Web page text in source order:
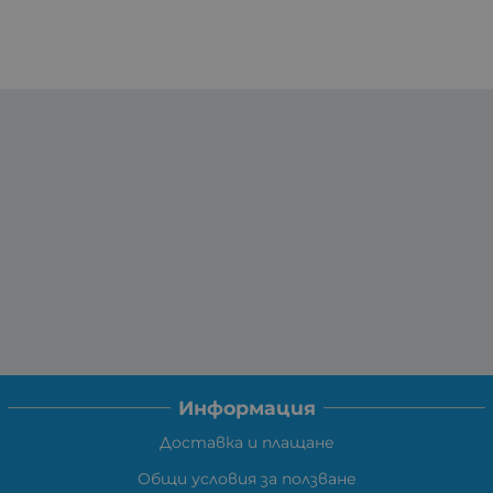
Информация
Доставка и плащане
Общи условия за ползване